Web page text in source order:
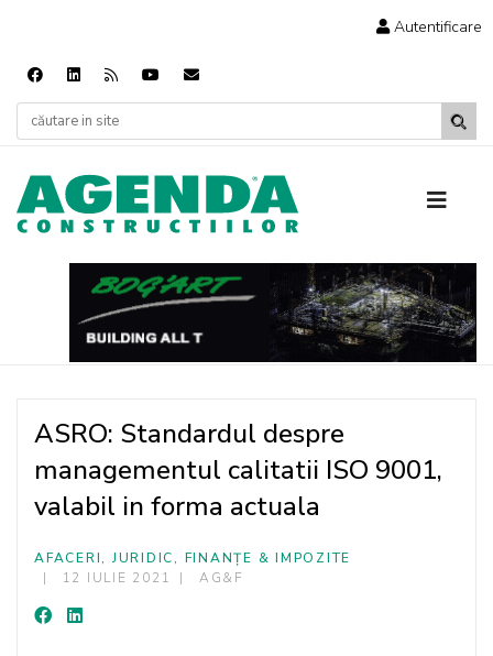
Autentificare
ASRO: Standardul despre
managementul calitatii ISO 9001,
valabil in forma actuala
AFACERI, JURIDIC, FINANȚE & IMPOZITE
12 IULIE 2021
AG&F